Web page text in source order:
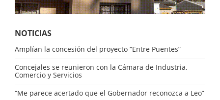
NOTICIAS
Amplían la concesión del proyecto “Entre Puentes”
Concejales se reunieron con la Cámara de Industria,
Comercio y Servicios
“Me parece acertado que el Gobernador reconozca a Leo”